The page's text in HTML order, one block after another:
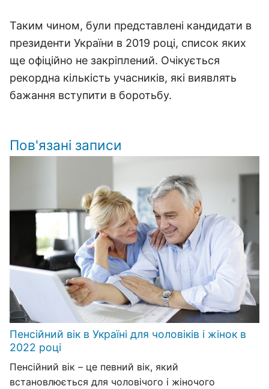
Таким чином, були представлені кандидати в
президенти України в 2019 році, список яких
ще офіційно не закріплений. Очікується
рекордна кількість учасників, які виявлять
бажання вступити в боротьбу.
Пов'язані записи
Пенсійний вік в Україні для чоловіків і жінок в
2022 році
Пенсійний вік – це певний вік, який
встановлюється для чоловічого і жіночого